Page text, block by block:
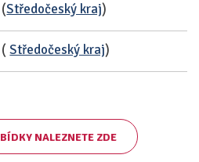
(Středočeský kraj)
(Středočeský kraj)
NALEZNETE ZDE